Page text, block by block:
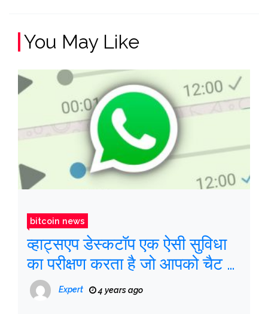
You May Like
bitcoin news
व्हाट्सएप डेस्कटॉप एक ऐसी सुविधा
का परीक्षण करता है जो आपको चैट के
बाहर भी ऑडियो सुनने की अनुमति
देता है
Expert 4 years ago